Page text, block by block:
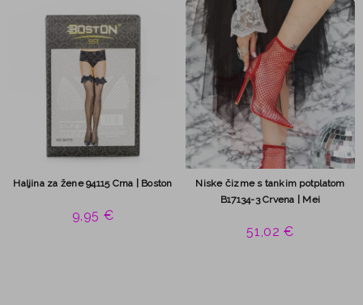
Haljina za žene 94115 Crna | Boston
9,95 €
Niske čizme s tankim potplatom
B17134-3 Crvena | Mei
51,02 €